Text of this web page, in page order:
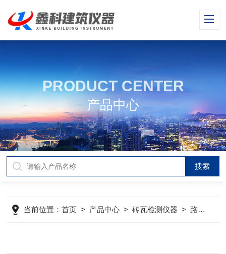
PRODUCT CENTER
产品中心
当前位置：首页 > 产品中心 >砖瓦检测仪器 > 路面砖钢轮耐磨试验机